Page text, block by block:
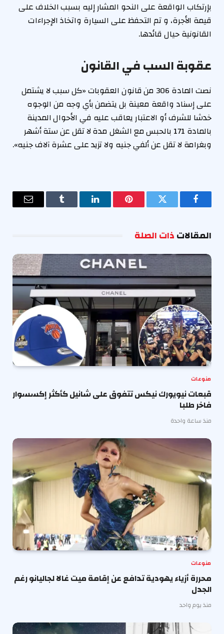
بإرتكاب الواقعة على النحو المشار إليه بسبب الخلاف على
قيمة الأجرة، و تم التحفظ على السيارة واتخاذ الإجراءات
القانونية حيال قائدها.
عقوبة السب في القانون
نصت المادة 306 من قانون العقوبات «كل سبب لا يشتمل
على إسناد واقعة معينة بل يتضمن بأي وجه من الوجوه
خدشا للشرف أو الاعتبار يعاقب عليه في الأحوال المدينة
بالمادة 171 بالحبس مع الشغل مدة لا تقل عن ستة أشهر
وبغرامة لا تقل عن ألفي جنيه ولا تزيد على عشرة آلاف جنيه».
فيسبوك تويتر بينتيريستلينكدإن Tumblr
البريد
المقالاتذات الصلة
منوعات
قبعات نيويورك نيكس تتفوق على شانيل كأكثر إكسسوار
فاخر طلبا
منذ ساعة واحدة
منوعات
محررة أزياء يهودية تدافع عن إقامة ميت غالا لجاليانو رغم
الجدل
منذ يوم واحد